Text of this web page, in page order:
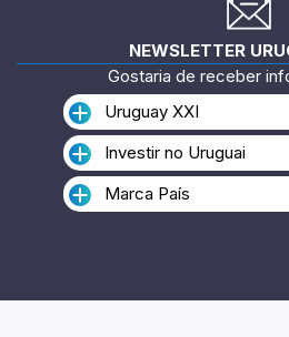
NEWSLETTER
Gostaria de receber
Uruguay XXI
Investir no Uruguai
Marca País